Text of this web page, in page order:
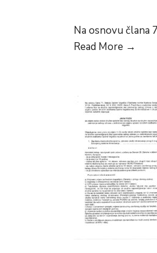
Na osnovu člana
Read More →
BEZ
NA